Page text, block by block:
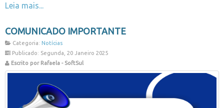
Leia mais...
COMUNICADO IMPORTANTE
Categoria: Notícias
Publicado: Segunda, 20 Janeiro 2025
Escrito por Rafaela - SoftSul